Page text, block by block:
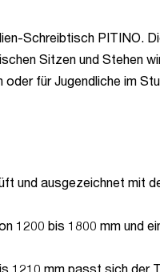
Schreibtisch
Sitzen und Stehen
für Jugendliche im
und ausgezeichnet mit
1200 bis 1800 mm und
1210 mm passt sich